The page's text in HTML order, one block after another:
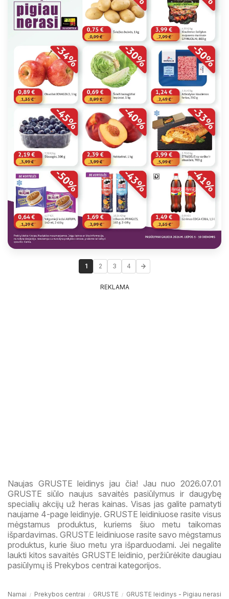
1 2 3 4
REKLAMA
Naujas GRUSTE leidinys jau čia! Jau nuo 2026.07.01
GRUSTE siūlo naujus savaitės pasiūlymus ir daugybę
specialių akcijų už heras kainas. Visas jas galite pamatyti
naujame 4-page leidinyje. GRUSTE leidiniuose rasite visus
mėgstamus produktus, kuriems šiuo metu taikomas
išpardavimas. GRUSTE leidiniuose rasite savo mėgstamus
produktus, kurie šiuo metu yra išparduodami. Jei negalite
laukti kitos savaitės GRUSTE leidinio, peržiūrėkite daugiau
pasiūlymų iš Prekybos centrai kategorijos.
Namai Prekybos centrai GRUSTE GRUSTE leidinys - Pigiau nerasi